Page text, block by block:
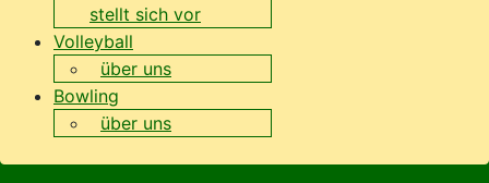
stellt sich vor
Volleyball
über uns
Bowling
über uns